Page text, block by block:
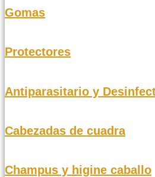
Gomas
Protectores
Antiparasitario y
Cabezadas de cuadra
Champus y higine caballo